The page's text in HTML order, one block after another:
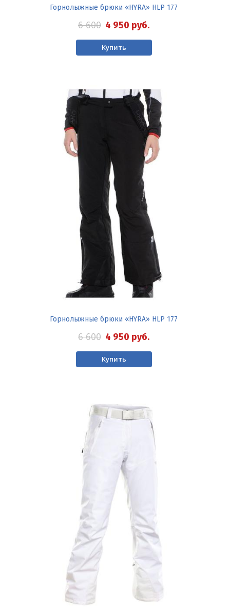
Горнолыжные брюки «HYRA» HLP 177
6 600 4 950 руб.
Купить
Горнолыжные брюки «HYRA» HLP 177
6 600 4 950 руб.
Купить